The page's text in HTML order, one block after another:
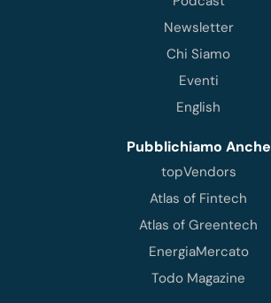
Newsletter
Chi Siamo
Eventi
English
Pubblichiamo Anche
topVendors
Atlas of Fintech
Atlas of Greentech
EnergiaMercato
Todo Magazine